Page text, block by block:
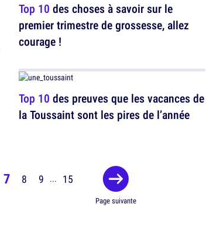
Top 10 des choses à savoir sur le
premier trimestre de grossesse, allez
courage !
Top 10 des preuves que les vacances de
la Toussaint sont les pires de l’année
7 8 9 ... 15
Page suivante